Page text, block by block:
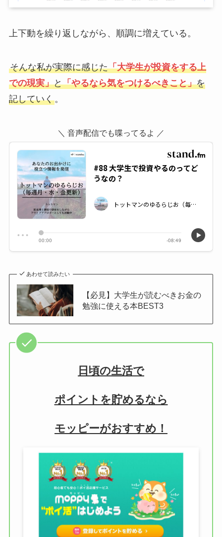
上下動を繰り返しながら、順調に増えている。
そんな私が実際に感じた「大学生が投資をする上
での現実」と「やるなら気をつけるべきこと」を
記していく。
＼ 音声配信でも喋ってるよ ／
あわせて読みたい
【必見】大学生が読むべきお金の
勉強に使える本BEST3
日頃の生活で
ポイントを貯めるなら
モッピーがおすすめ！